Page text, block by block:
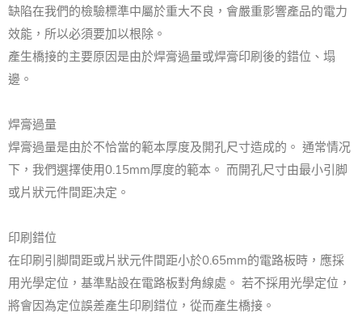
缺陷在我們的檢驗標準中屬於重大不良，會嚴重影響產品的電力
效能，所以必須要加以根除。
產生橋接的主要原因是由於焊膏過量或焊膏印刷後的錯位、塌
邊。
焊膏過量
焊膏過量是由於不恰當的範本厚度及開孔尺寸造成的。 通常情况
下，我們選擇使用0.15mm厚度的範本。 而開孔尺寸由最小引脚
或片狀元件間距决定。
印刷錯位
在印刷引脚間距或片狀元件間距小於0.65mm的電路板時，應採
用光學定位，基準點設在電路板對角線處。 若不採用光學定位，
將會因為定位誤差產生印刷錯位，從而產生橋接。